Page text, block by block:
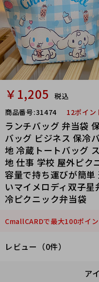
￥1,205
税込
商品番号:31474 12ポイン
ランチバッグ 弁当袋
バッグ ビジネス 保冷
地 冷蔵トートバッグ
地 仕事 学校 屋外ピク
容量で持ち運びが簡
いマイメロディ双子
冷ピクニック弁当袋
CmallCARDで最大100ポイ
レビュー（0件）
ア